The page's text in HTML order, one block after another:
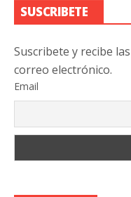
SUSCRIBETE
Suscribete y recibe
correo electrónico.
Email